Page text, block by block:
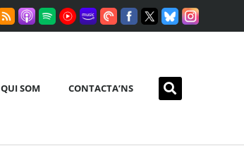
QUI SOM CONTACTA’NS